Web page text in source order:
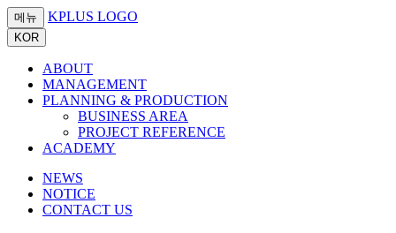
메뉴 KPLUS LOGO
KOR
ABOUT
MANAGEMENT
PLANNING & PRODUCTION
BUSINESS AREA
PROJECT REFERENCE
ACADEMY
NEWS
NOTICE
CONTACT US